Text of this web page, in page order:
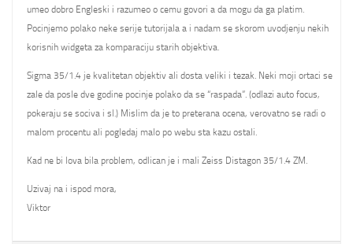
umeo dobro Engleski i razumeo o cemu govori a da mogu da ga platim.
Pocinjemo polako neke serije tutorijala a i nadam se skorom uvodjenju nekih
korisnih widgeta za komparaciju starih objektiva.
Sigma 35/1.4 je kvalitetan objektiv ali dosta veliki i tezak. Neki moji ortaci se
zale da posle dve godine pocinje polako da se “raspada”. (odlazi auto focus,
pokeraju se sociva i sl.) Mislim da je to preterana ocena, verovatno se radi o
malom procentu ali pogledaj malo po webu sta kazu ostali.
Kad ne bi lova bila problem, odlican je i mali Zeiss Distagon 35/1.4 ZM.
Uzivaj na i ispod mora,
Viktor